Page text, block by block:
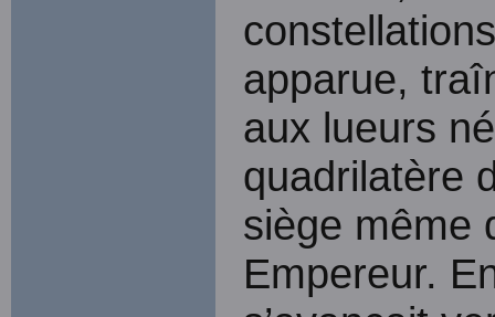
apparue,
aux lueurs
quadrilatère
siège même
Empereur.